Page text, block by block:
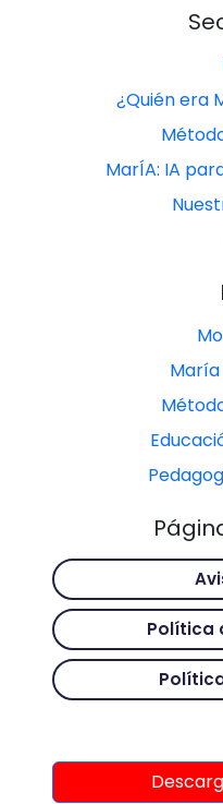
¿Quién era
MarÍA: IA
Política